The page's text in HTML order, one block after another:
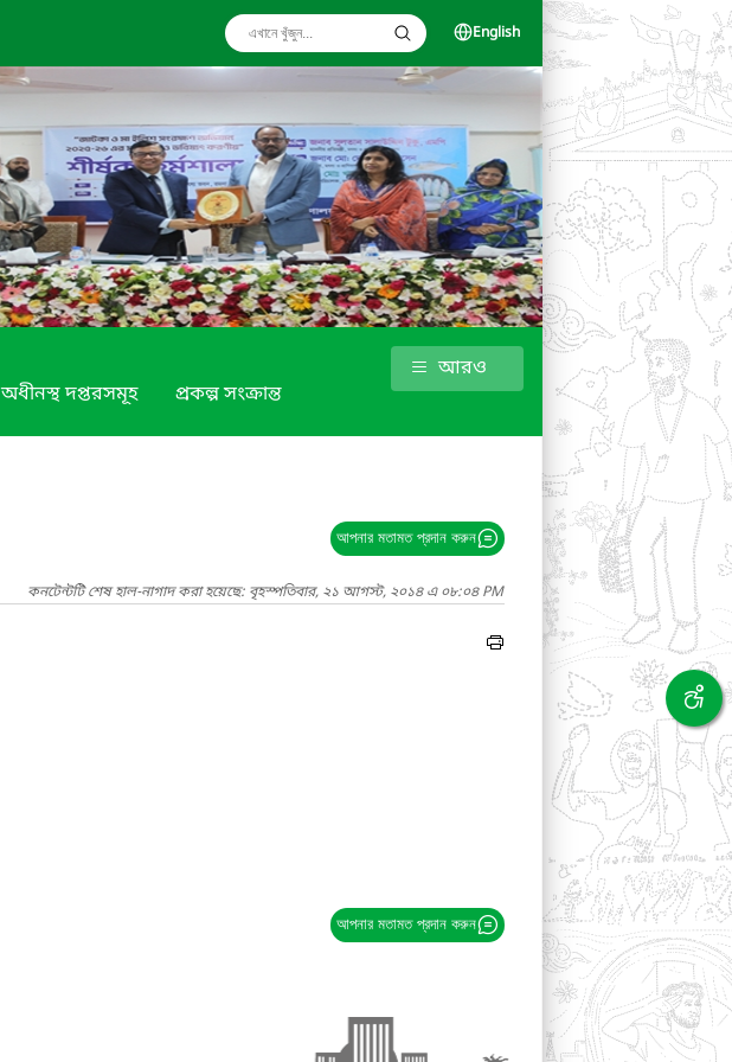
English
অধীনস্থ দপ্তরসমূহ প্রকল্প সংক্রান্ত
আরও
আপনার মতামত প্রদান করুন
কনটেন্টটি শেষ হাল-নাগাদ করা হয়েছে: বৃহস্পতিবার, ২১ আগস্ট, ২০১৪ এ ০৮:০৪ PM
আপনার মতামত প্রদান করুন